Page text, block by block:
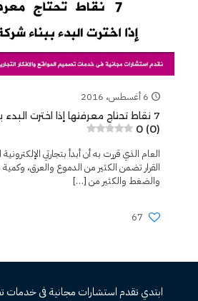
6 أغسطس، 2016
7 نقاط تحتاج معرفتها إذا اخترت البدء ببناء شركة إلكترونية
0 (0)
العام الذي قررت به أن أبدأ بتجارتي
القرار تضمن الكثير من الدموع والعرق،
والضغط والكثير من […]
67
ابتدي تقدم استشارات مجانية فى خدمات